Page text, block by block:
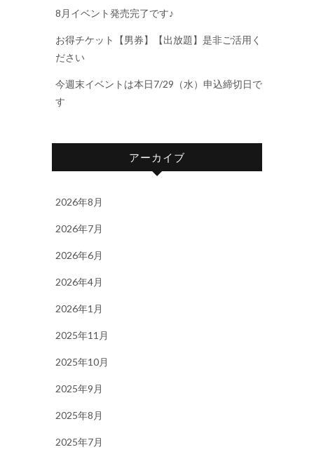
8月イベント発売完了です♪
お得チケット【男券】【出放題】是非ご活用く
ださい
今週末イベントは本日7/29（水）申込締切日で
す
アーカイブ
2026年8月
2026年7月
2026年6月
2026年4月
2026年1月
2025年11月
2025年10月
2025年9月
2025年8月
2025年7月